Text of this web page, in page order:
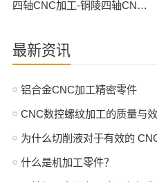
四轴CNC加工-铜陵四轴CNC数控加工
最新资讯
铝合金CNC加工精密零件
CNC数控螺纹加工的质量与
什么是机加工零件？